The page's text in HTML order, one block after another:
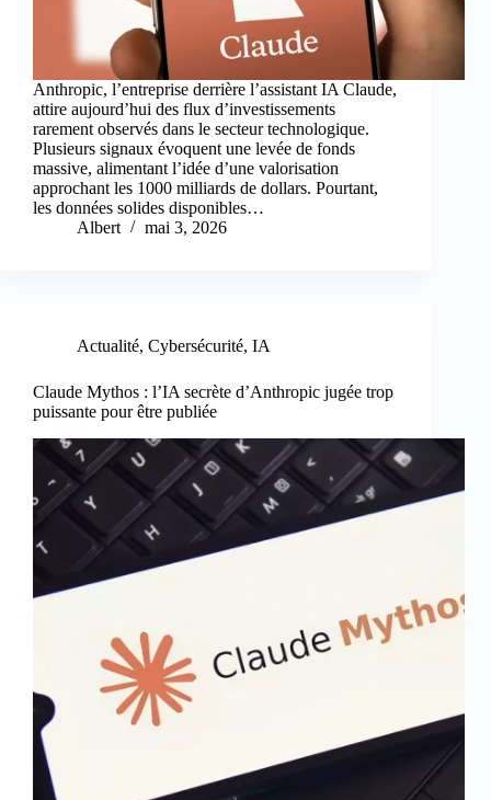
Anthropic, l’entreprise derrière l’assistant IA Claude,
attire aujourd’hui des flux d’investissements
rarement observés dans le secteur technologique.
Plusieurs signaux évoquent une levée de fonds
massive, alimentant l’idée d’une valorisation
approchant les 1000 milliards de dollars. Pourtant,
les données solides disponibles…
Albert
mai 3, 2026
Actualité, Cybersécurité, IA
Claude Mythos : l’IA secrète d’Anthropic jugée trop
puissante pour être publiée